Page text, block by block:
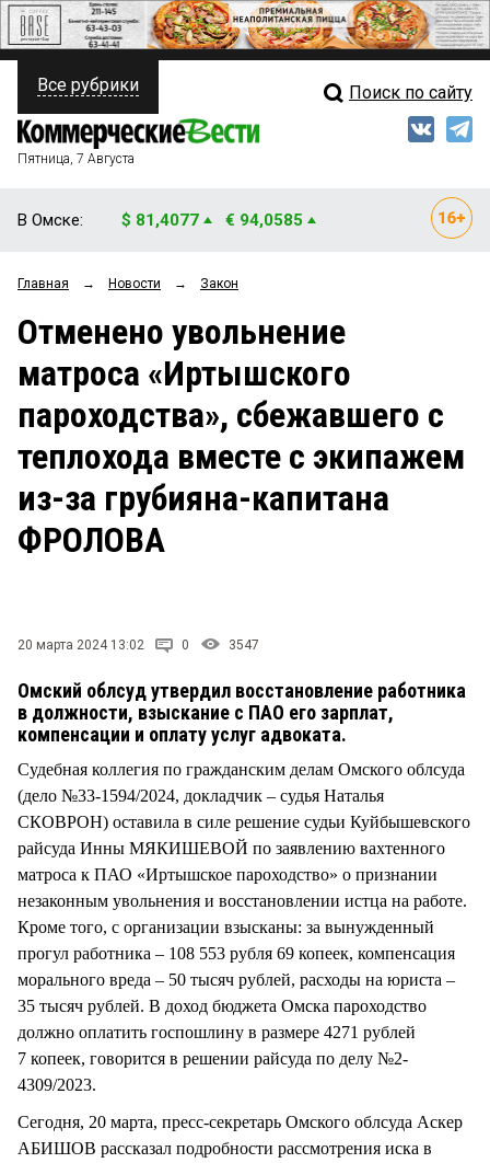
ПОЛИТИКА
ФИНАНСЫ
ОБЩЕСТВО
ЗАКОН
НОВОСТИ КОМПАНИЙ
СТИЛЬ ЖИЗНИ
Свежий выпуск
Рейтинги
Блоги
Архив
Все рубрики Поиск по сайту
Пятница, 7 Августа
В Омске: $ 81,4077 € 94,0585
Главная → Новости → Закон
Отменено увольнение
матроса «Иртышского
пароходства», сбежавшего с
теплохода вместе с экипажем
из-за грубияна-капитана
ФРОЛОВА
20 марта 2024 13:02 0 3547
Омский облсуд утвердил восстановление работника
в должности, взыскание с ПАО его зарплат,
компенсации и оплату услуг адвоката.
Судебная коллегия по гражданским делам Омского облсуда
(дело №33-1594/2024, докладчик – судья Наталья
СКОВРОН) оставила в силе решение судьи Куйбышевского
райсуда Инны МЯКИШЕВОЙ по заявлению вахтенного
матроса к ПАО «Иртышское пароходство» о признании
незаконным увольнения и восстановлении истца на работе.
Кроме того, с организации взысканы: за вынужденный
прогул работника – 108 553 рубля 69 копеек, компенсация
морального вреда – 50 тысяч рублей, расходы на юриста –
35 тысяч рублей. В доход бюджета Омска пароходство
должно оплатить госпошлину в размере 4271 рублей
7 копеек, говорится в решении райсуда по делу №2-
4309/2023.
Сегодня, 20 марта, пресс-секретарь Омского облсуда Аскер
АБИШОВ рассказал подробности рассмотрения иска в